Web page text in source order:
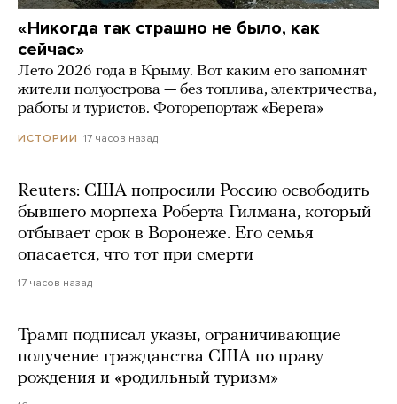
«Никогда так страшно не было, как
сейчас»
Лето 2026 года в Крыму. Вот каким его запомнят
жители полуострова — без топлива, электричества,
работы и туристов. Фоторепортаж «Берега»
ИСТОРИИ 17 часов назад
Reuters: США попросили Россию освободить
бывшего морпеха Роберта Гилмана, который
отбывает срок в Воронеже. Его семья
опасается, что тот при смерти
17 часов назад
Трамп подписал указы, ограничивающие
получение гражданства США по праву
рождения и «родильный туризм»